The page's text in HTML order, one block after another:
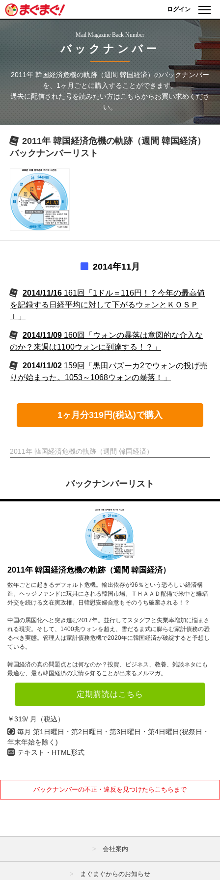
ログイン
Mail Magazine Back Number
バックナンバー
2011年 韓国経済危機の軌跡（週間 韓国経済） のバックナンバー
を、1ヶ月ごとに購入することができます。
過去に配信された号を読みたい方はこちらからお買い求めくださ
い。
2011年 韓国経済危機の軌跡（週間 韓国経済）
バックナンバーリスト
2014年11月
2014/11/16 161回「1ドル＝116円！？今年の最高値
を記録する日経平均に対して下がるウォンとＫＯＳＰ
Ｉ」
2014/11/09 160回「ウォンの暴落は意図的な介入な
のか？来週は1100ウォンに到達する！？」
2014/11/02 159回「黒田バズーカ2でウォンの投げ売
りが始まった。1053～1068ウォンの暴落！」
1ヶ月分319円(税込)で購入
2011年 韓国経済危機の軌跡（週間 韓国経済）
バックナンバーリスト
2011年 韓国経済危機の軌跡（週間 韓国経済）
数年ごとに起きるデフォルト危機。輸出依存が96％という恐ろしい経済構
造。ヘッジファンドに玩具にされる韓国市場。ＴＨＡＡＤ配備で米中と蝙蝠
外交を続ける文在寅政権。日韓慰安婦合意もそのうち破棄される！？
中国の属国化へと突き進む2017年。並行してスタグフと失業率増加に悩まさ
れる現実。そして、1400兆ウォンを超え、雪だるま式に膨らむ家計債務の恐
るべき実態。管理人は家計債務危機で2020年に韓国経済が破綻すると予想し
ている。
韓国経済の真の問題点とは何なのか？投資、ビジネス、教養、雑談ネタにも
最適な、最も韓国経済の実情を知ることが出来るメルマガ。
定期購読はこちら
￥319/ 月（税込）
毎月 第1日曜日・第2日曜日・第3日曜日・第4日曜日(祝祭日・
年末年始を除く)
テキスト・HTML形式
バックナンバーの不正・違反を見つけたらこちらまで
会社案内
まぐまぐからのお知らせ